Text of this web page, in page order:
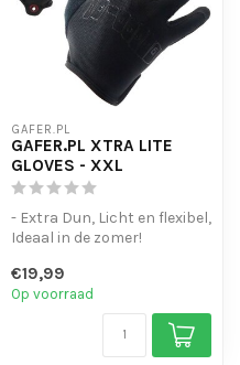
GAFER.PL
GAFER.PL XTRA LITE
GLOVES - XXL
- Extra Dun, Licht en flexibel,
Ideaal in de zomer!
vin...
€19,99
Op voorraad